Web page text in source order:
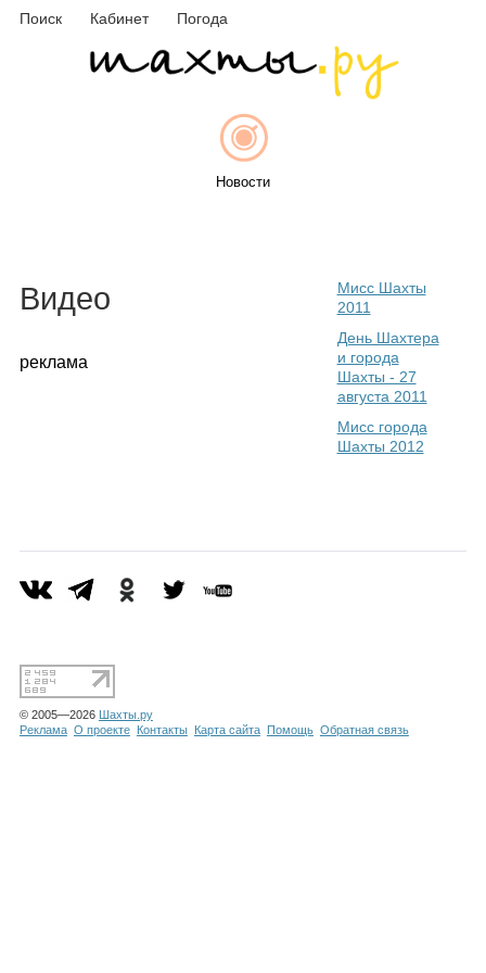
Поиск Кабинет Погода
Новости
Инфо
Видео
реклама
Мисс Шахты
2011
День Шахтера
и города
Шахты - 27
августа 2011
Мисс города
Шахты 2012
© 2005—2026 Шахты.ру
Реклама О проекте Контакты Карта сайта Помощь Обратная связь